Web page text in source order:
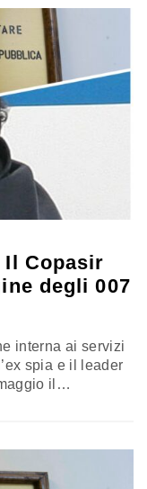
Il Copasir
degli 007
interna ai servizi
spia e il leader
il